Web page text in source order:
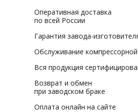
Оперативная доставка
по всей России
Гарантия завода-
Обслуживание компрессорной
Вся продукция
Возврат и обмен
при заводском браке
Оплата онлайн на сайте